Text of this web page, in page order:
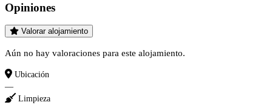
Opiniones
Valorar alojamiento
Aún no hay valoraciones para este alojamiento.
Ubicación
—
Limpieza